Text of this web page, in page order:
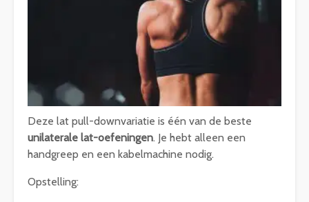
Deze lat pull-downvariatie is één van de beste
unilaterale lat-oefeningen. Je hebt alleen een
handgreep en een kabelmachine nodig.
Opstelling: